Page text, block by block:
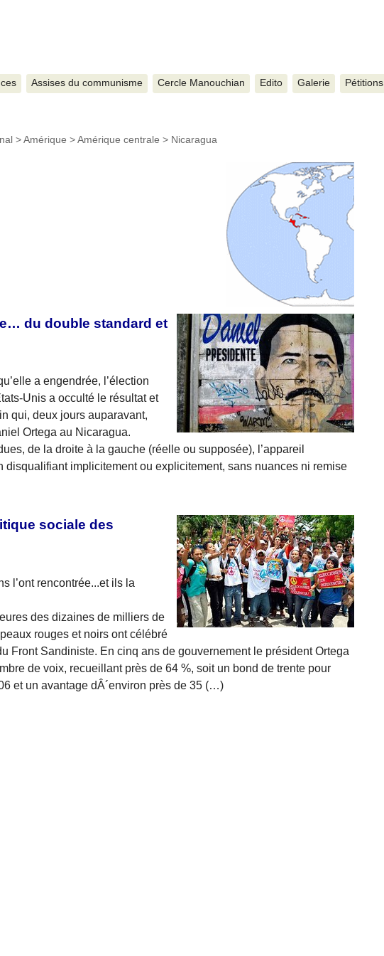
Assises du communisme Cercle Manouchian Edito Galerie Pétitions
>Amérique >Amérique centrale > Nicaragua
du double standard et
a engendrée, l’élection
Unis a occulté le résultat et
qui, deux jours auparavant,
Ortega au Nicaragua.
de la droite à la gauche (réelle ou supposée), l’appareil
disqualifiant implicitement ou explicitement, sans nuances ni remise
sociale des
l’ont rencontrée...et ils la
des dizaines de milliers de
rouges et noirs ont célébré
Front Sandiniste. En cinq ans de gouvernement le président Ortega
de voix, recueillant près de 64 %, soit un bond de trente pour
et un avantage dÂ´environ près de 35 (…)